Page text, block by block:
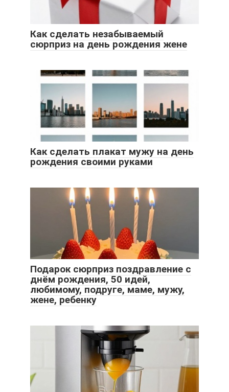
Как сделать незабываемый
сюрприз на день рождения жене
Как сделать плакат мужу на день
рождения своими руками
Подарок сюрприз поздравление с
днём рождения, 50 идей,
любимому, подруге, маме, мужу,
жене, ребенку